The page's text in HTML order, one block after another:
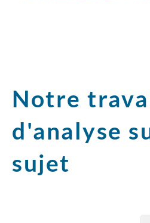
Notre
d'analyse
sujet